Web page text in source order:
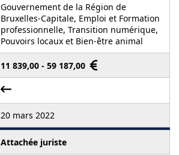
Gouvernement de la Région de
Bruxelles-Capitale, Emploi et Formation
professionnelle, Transition numérique,
Pouvoirs locaux et Bien-être animal
11 839,00 - 59 187,00
20 mars 2022
Attachée juriste